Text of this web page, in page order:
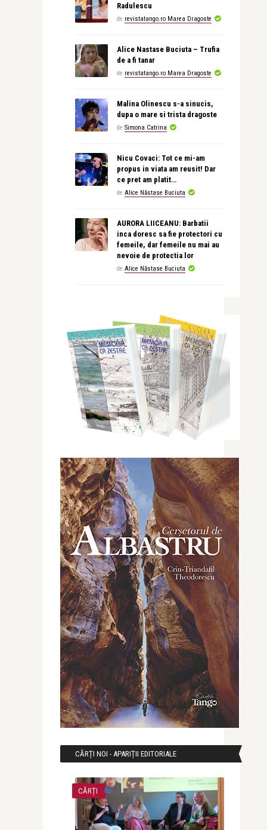
Radulescu
de revistatango.ro Marea Dragoste
Alice Nastase Buciuta – Trufia
de a fi tanar
de revistatango.ro Marea Dragoste
Malina Olinescu s-a sinucis,
dupa o mare si trista dragoste
de Simona Catrina
Nicu Covaci: Tot ce mi-am
propus in viata am reusit! Dar
ce pret am platit…
de Alice Năstase Buciuta
AURORA LIICEANU: Barbatii
inca doresc sa fie protectori cu
femeile, dar femeile nu mai au
nevoie de protectia lor
de Alice Năstase Buciuta
CĂRȚI NOI - APARIȚII EDITORIALE
CĂRȚI